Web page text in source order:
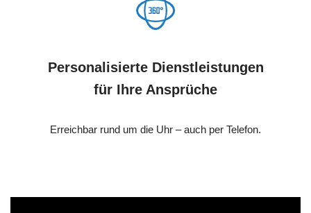
Personalisierte Dienstleistungen
für Ihre Ansprüche
Erreichbar rund um die Uhr – auch per Telefon.